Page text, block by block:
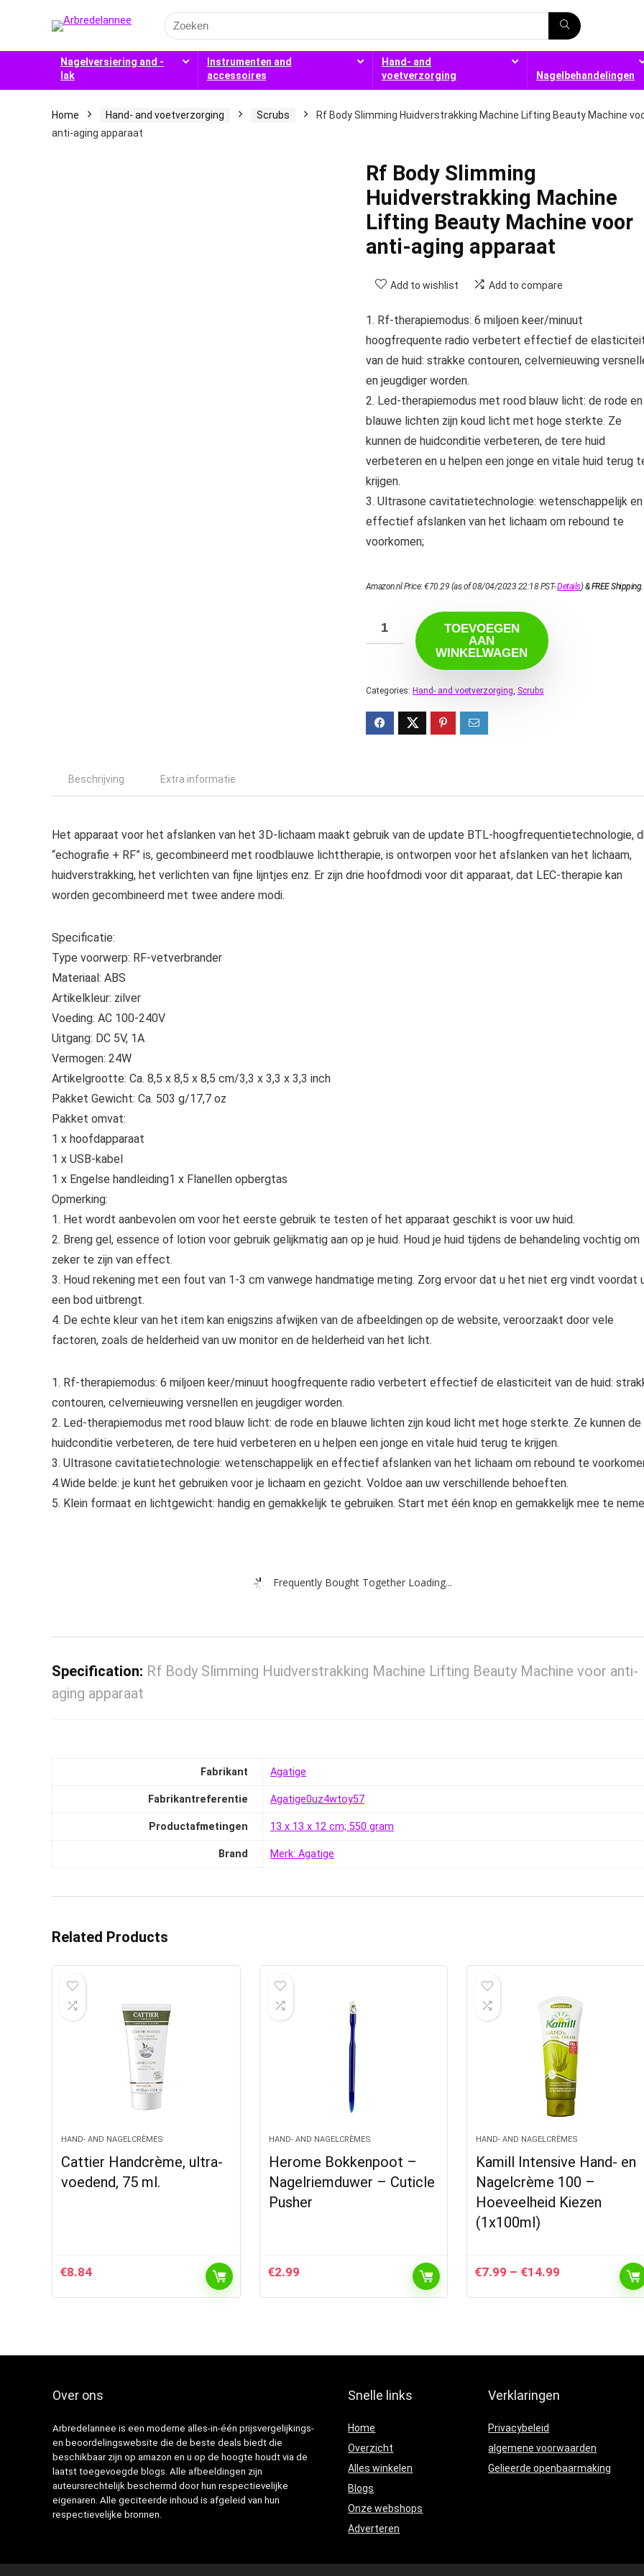
Search
for:
Nagelversiering and -
lak
Instrumenten and
accessoires
Hand- and
voetverzorging
Nagelbehandelingen
Home Hand- and voetverzorging Scrubs
Rf Body Slimming Huidverstrakking Machine Lifting Beauty Machine
anti-aging apparaat
Rf Body Slimming
Huidverstrakking Machine
Lifting Beauty Machine voor
anti-aging apparaat
Add to wishlist Add to compare
1. Rf-therapiemodus: 6 miljoen keer/minuut
hoogfrequente radio verbetert effectief de
van de huid: strakke contouren, celvernieuwing
en jeugdiger worden.
2. Led-therapiemodus met rood blauw licht: de rode en
blauwe lichten zijn koud licht met hoge sterkte. Ze
kunnen de huidconditie verbeteren, de tere huid
verbeteren en u helpen een jonge en vitale huid terug
krijgen.
3. Ultrasone cavitatietechnologie: wetenschappelijk en
effectief afslanken van het lichaam om rebound te
voorkomen;
Amazon.nl Price:€70.29 (as of 08/04/2023 22:18 PST-Details)&FREE Shipping.
TOEVOEGEN
AAN
WINKELWAGEN
Categories: Hand- and voetverzorging, Scrubs
Beschrijving Extra informatie
Het apparaat voor het afslanken van het 3D-lichaam maakt gebruik van de update BTL-hoogfrequentietechnologie,
“echografie + RF” is, gecombineerd met roodblauwe lichttherapie, is ontworpen voor het afslanken van het lichaam,
huidverstrakking, het verlichten van fijne lijntjes enz. Er zijn drie hoofdmodi voor dit apparaat, dat LEC-therapie kan
worden gecombineerd met twee andere modi.
Specificatie:
Type voorwerp: RF-vetverbrander
Materiaal: ABS
Artikelkleur: zilver
Voeding: AC 100-240V
Uitgang: DC 5V, 1A
Vermogen: 24W
Artikelgrootte: Ca. 8,5 x 8,5 x 8,5 cm/3,3 x 3,3 x 3,3 inch
Pakket Gewicht: Ca. 503 g/17,7 oz
Pakket omvat:
1 x hoofdapparaat
1 x USB-kabel
1 x Engelse handleiding1 x Flanellen opbergtas
Opmerking:
1. Het wordt aanbevolen om voor het eerste gebruik te testen of het apparaat geschikt is voor uw huid.
2. Breng gel, essence of lotion voor gebruik gelijkmatig aan op je huid. Houd je huid tijdens de behandeling vochtig om
zeker te zijn van effect.
3. Houd rekening met een fout van 1-3 cm vanwege handmatige meting. Zorg ervoor dat u het niet erg vindt voordat
een bod uitbrengt.
4. De echte kleur van het item kan enigszins afwijken van de afbeeldingen op de website, veroorzaakt door vele
factoren, zoals de helderheid van uw monitor en de helderheid van het licht.
1. Rf-therapiemodus: 6 miljoen keer/minuut hoogfrequente radio verbetert effectief de elasticiteit van de huid:
contouren, celvernieuwing versnellen en jeugdiger worden.
2. Led-therapiemodus met rood blauw licht: de rode en blauwe lichten zijn koud licht met hoge sterkte. Ze kunnen de
huidconditie verbeteren, de tere huid verbeteren en u helpen een jonge en vitale huid terug te krijgen.
3. Ultrasone cavitatietechnologie: wetenschappelijk en effectief afslanken van het lichaam om rebound te
4.Wide belde: je kunt het gebruiken voor je lichaam en gezicht. Voldoe aan uw verschillende behoeften.
5. Klein formaat en lichtgewicht: handig en gemakkelijk te gebruiken. Start met één knop en gemakkelijk mee te
Frequently Bought Together Loading...
Specification: Rf Body Slimming Huidverstrakking Machine Lifting Beauty Machine voor anti-
aging apparaat
Fabrikant ‎Agatige
Fabrikantreferentie ‎Agatige0uz4wtoy57
Productafmetingen ‎13 x 13 x 12 cm; 550 gram
Brand Merk: Agatige
Related Products
HAND- AND NAGELCRÈMES
Cattier Handcrème, ultra-
voedend, 75 ml.
€8.84
HAND- AND NAGELCRÈMES
Herome Bokkenpoot –
Nagelriemduwer – Cuticle
Pusher
€2.99
HAND- AND NAGELCRÈMES
Kamill Intensive Hand- en
Nagelcrème 100 –
Hoeveelheid Kiezen
(1x100ml)
€7.99 – €14.99 Prijsklasse:
tot
Over ons
Arbredelannee is een moderne alles-in-één prijsvergelijkings-
en beoordelingswebsite die de beste deals biedt die
beschikbaar zijn op amazon en u op de hoogte houdt via de
laatst toegevoegde blogs. Alle afbeeldingen zijn
auteursrechtelijk beschermd door hun respectievelijke
eigenaren. Alle geciteerde inhoud is afgeleid van hun
respectievelijke bronnen.
Snelle links
Home
Overzicht
Alles winkelen
Blogs
Onze webshops
Adverteren
Verklaringen
Privacybeleid
algemene voorwaarden
Gelieerde openbaarmaking